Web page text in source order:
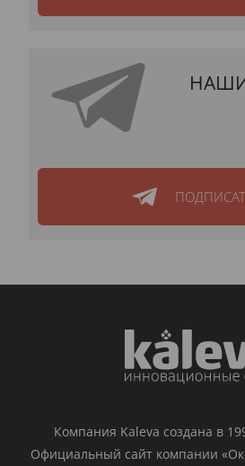
Компания Kaleva создана в
Официальный сайт компании